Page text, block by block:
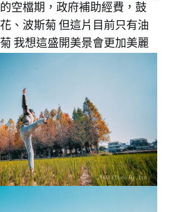
空檔期，政府補助經費，鼓
、波斯菊 但這片目前只有油
我想這盛開美景會更加美麗